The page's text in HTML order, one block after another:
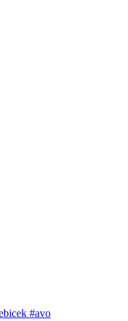
#avo